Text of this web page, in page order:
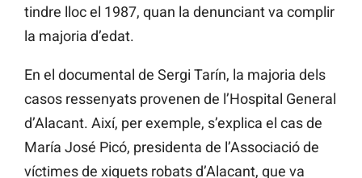
tindre lloc el 1987, quan la denunciant va complir
la majoria d’edat.
En el documental de Sergi Tarín, la majoria dels
casos ressenyats provenen de l’Hospital General
d’Alacant. Així, per exemple, s’explica el cas de
María José Picó, presidenta de l’Associació de
víctimes de xiquets robats d’Alacant, que va